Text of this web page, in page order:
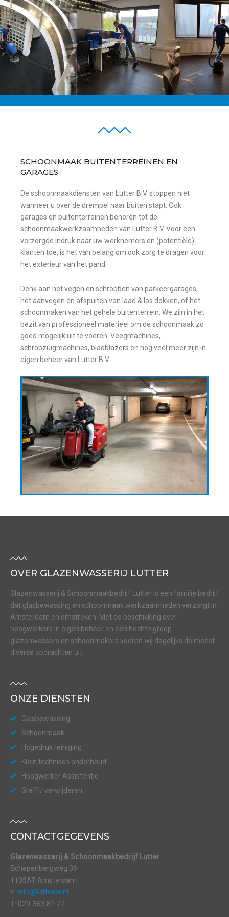
SCHOONMAAK BUITENTERREINEN EN
GARAGES
De schoonmaakdiensten van Lutter B.V. stoppen niet
wanneer u over de drempel naar buiten stapt. Ook
garages en buitenterreinen behoren tot de
schoonmaakwerkzaamheden van Lutter B.V. Voor een
verzorgde indruk naar uw werknemers en (potentiële)
klanten toe, is het van belang om ook zorg te dragen voor
het exterieur van het pand.
Denk aan het vegen en schrobben van parkeergarages,
het aanvegen en afspuiten van laad & los dokken, of het
schoonmaken van het gehele buitenterrein. We zijn in het
bezit van professioneel materieel om de schoonmaak zo
goed mogelijk uit te voeren. Veegmachines,
schrobzuigmachines, bladblazers en nog veel meer zijn in
eigen beheer van Lutter B.V.
OVER GLAZENWASSERIJ LUTTER
Glazenwasserij & Schoonmaakbedrijf Lutter is een familie bedrijf
dat glasbewassing en schoonmaak werkzaamheden verzorgt in
Amsterdam en omstreken. Met de beschikking over
hoogwerkers in eigen beheer en een hechte groep
glazenwassers en schoonmakers voeren wij dagelijks de meest
diverse opdrachten uit.
ONZE DIENSTEN
Glasbewassing
Schoonmaak
Hogedruk reiniging
Klein technisch onderhoud
Hoogwerker Assistentie
Graffiti verwijderen
CONTACTGEGEVENS
Glazenwasserij & Schoonmaakbedrijf Lutter
Schepenbergweg 36
1105AT Amsterdam
E: info@lutterbv.nl
T: 020-363 81 77